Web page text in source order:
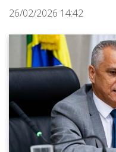
26/02/2026 14:42